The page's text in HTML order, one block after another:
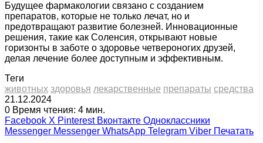
Будущее фармакологии связано с созданием
препаратов, которые не только лечат, но и
предотвращают развитие болезней. Инновационные
решения, такие как Соленсия, открывают новые
горизонты в заботе о здоровье четвероногих друзей,
делая лечение более доступным и эффективным.
Теги
животных здоровья лекарственные препараты средства
21.12.2024
0 Время чтения: 4 мин.
Facebook X Pinterest Вконтакте Одноклассники
Messenger Messenger WhatsApp Telegram Viber Печатать